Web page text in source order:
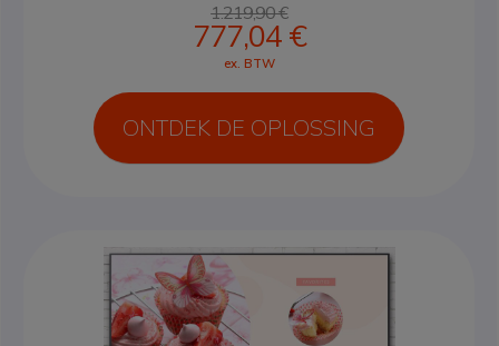
1.219,90 €
777,04 €
ex. BTW
ONTDEK DE OPLOSSING